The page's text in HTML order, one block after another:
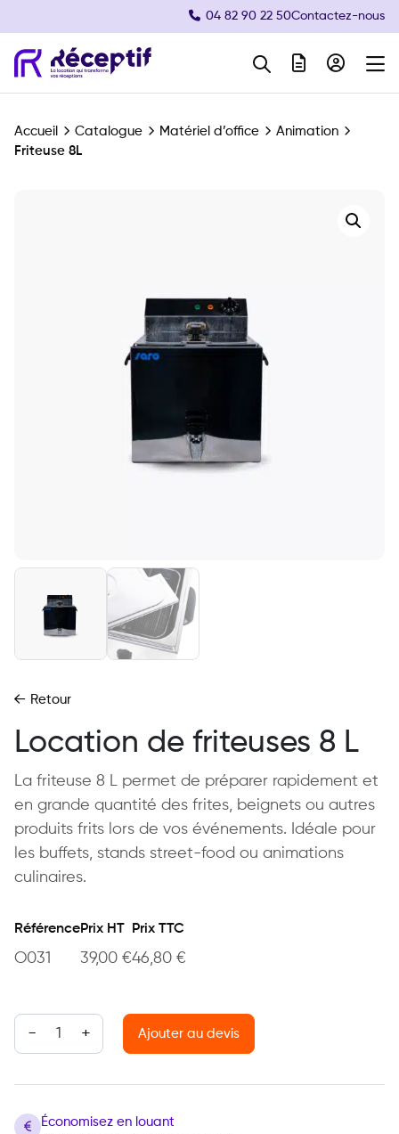
04 82 90 22 50Contactez-nous
Navigation principale
Accueil Catalogue Matériel d’office
Animation
Friteuse 8L
Retour
Location de friteuses 8 L
La friteuse 8 L permet de préparer rapidement et
en grande quantité des frites, beignets ou autres
produits frits lors de vos événements. Idéale pour
les buffets, stands street-food ou animations
culinaires.
Référence
O031
Prix HT
39,00 €
Prix TTC
46,80 €
quantité de Friteuse 8L
Ajouter au devis
Économisez en louant